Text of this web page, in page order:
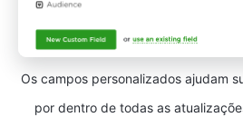
Os campos personalizados ajudam
por dentro de todas as